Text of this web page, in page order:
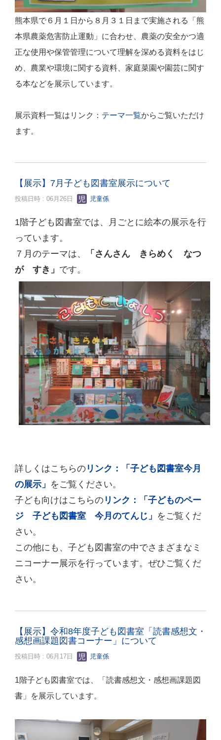
熊本県で６月１日から８月３１日まで実施される「熊
本県農薬危害防止運動」に合わせ、農薬の安全かつ適
正な使用や保管管理について理解を深める資料をはじ
め、農業や環境に関する資料、家庭菜園や園芸に関す
る本などを展示しています。
展示資料一覧はリンク： テーマ一覧からご覧いただけ
ます。
【展示】7月子ども図書室展示について
投稿日時 : 06月26日 児童係
1階子ども図書室では、月ごとに絵本の展示を行
っています。
７月のテーマは、
「さんさん きらめく なつ
が すき」 です。
詳しくはこちらの リンク：「子ども図書室今月
の展示」 をご覧ください。
子ども向けはこちらの リンク：「子どものペー
ジ 子ども図書室 今月のてんじ」 をご覧くだ
さい。
この他にも、子ども図書室の中でさまざまなミ
ニコーナー展示を行っています。ぜひご覧くだ
さい。
【展示】令和8年度子ども図書室「読書感想文・
感想画課題図書コーナー」について
投稿日時 : 06月17日 児童係
1階子ども図書室では、「読書感想文・感想画課題図
書」を展示しています。